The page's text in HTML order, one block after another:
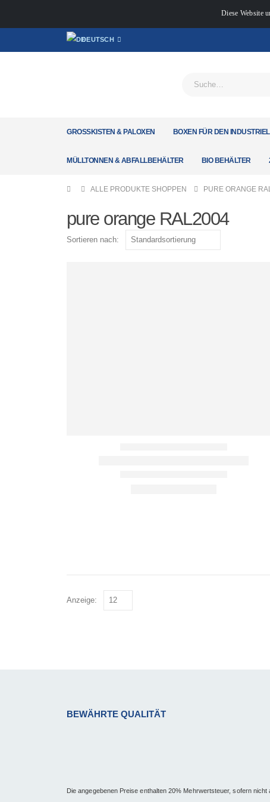
Diese Website
DEUTSCH
GROSSKISTEN & PALOXEN BOXEN FÜR DEN
MÜLLTONNEN & ABFALLBEHÄLTER BIO BEHÄLTER
ALLE PRODUKTE SHOPPEN PURE ORANGE
pure orange RAL2004
Sortieren nach:
Anzeige:
BEWÄHRTE QUALITÄT
Die angegebenen Preise enthalten 20% Mehrwertsteuer, sofern nicht